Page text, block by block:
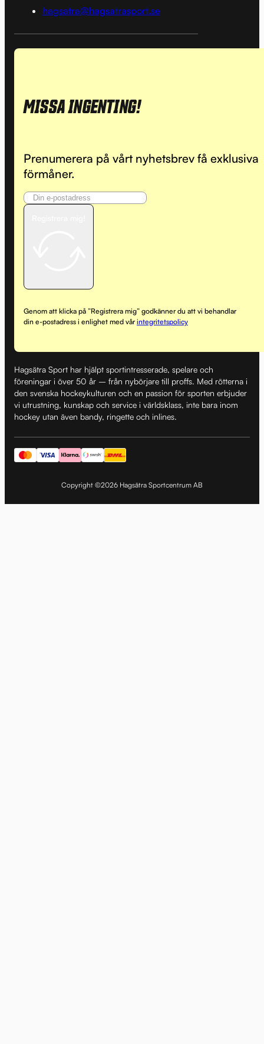
hagsatra@hagsatrasport.se
MISSA INGENTING!
Prenumerera på vårt nyhetsbrev få exklusiva
förmåner.
Genom att klicka på ”Registrera mig” godkänner du att vi behandlar
din e-postadress i enlighet med vårintegritetspolicy
Hagsätra Sport har hjälpt sportintresserade, spelare och
föreningar i över 50 år – från nybörjare till proffs. Med rötterna i
den svenska hockeykulturen och en passion för sporten erbjuder
vi utrustning, kunskap och service i världsklass, inte bara inom
hockey utan även bandy, ringette och inlines.
Copyright ©2026 Hagsätra Sportcentrum AB